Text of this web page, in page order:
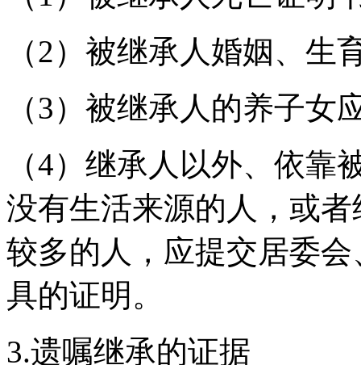
（2）被继承人婚姻、生
（3）被继承人的养子女
（4）继承人以外、依
没有生活来源的人，或
较多的人，应提交居委
具的证明。
3.遗嘱继承的证据